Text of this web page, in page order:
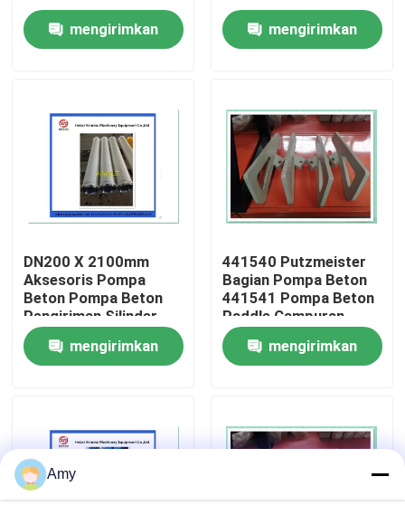
Produk
Tentang kita
Wisata pabrik
Kontrol kualitas
Hubungi kami
BAGIAN POMPA BETON PUTZMEISTER
Bagian Pompa Beton Schwing
mengirimkan mengirimkan
DN200 X 2100mm
Aksesoris Pompa
Beton Pompa Beton
Pengiriman Silinder
Wear Resistant
Putzmeistermengirimkan
441540 Putzmeister
Bagian Pompa Beton
441541 Pompa Beton
Paddle Campuran
mengirimkan
Amy